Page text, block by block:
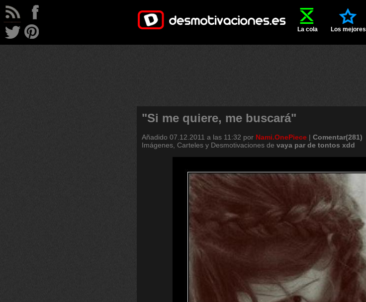
La cola Los mejores
"Si me quiere, me buscará"
Añadido 07.12.2011 a las 11:32 por Nami.OnePiece | Comentar(281)
Imágenes, Carteles y Desmotivaciones de vaya par de tontos xdd